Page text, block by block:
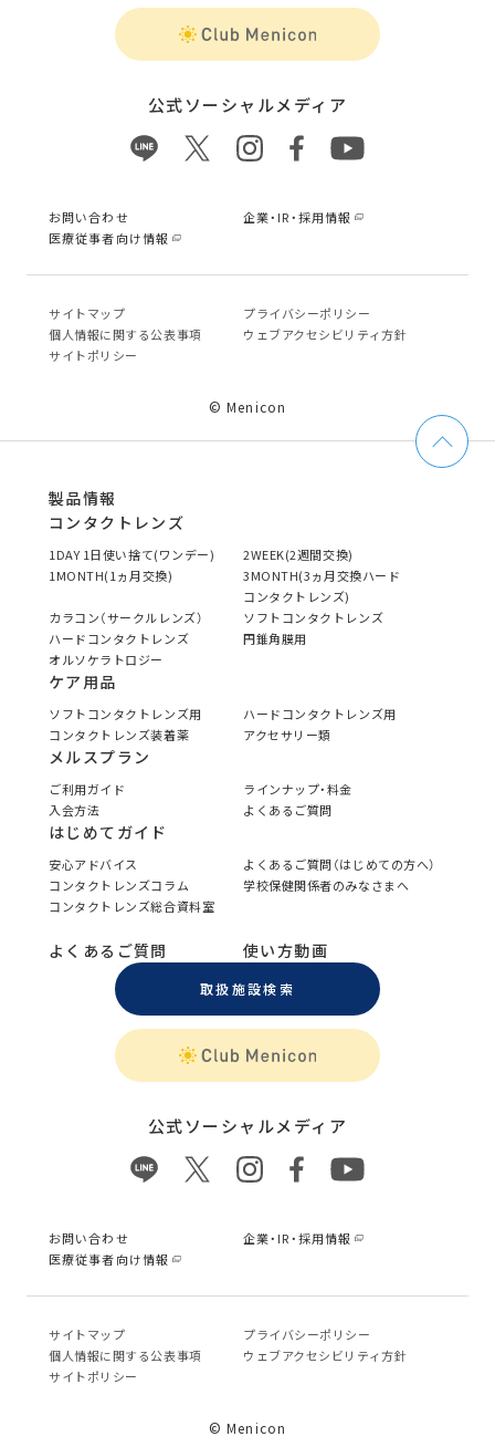
公式ソーシャルメディア
お問い合わせ
企業・IR・採用情報
医療従事者向け情報
サイトマップ
プライバシーポリシー
個⼈情報に関する公表事項
ウェブアクセシビリティ方針
サイトポリシー
© Menicon
製品情報
コンタクトレンズ
1DAY 1日使い捨て(ワンデー)
2WEEK(2週間交換)
1MONTH(1ヵ月交換)
3MONTH(3ヵ月交換ハード
コンタクトレンズ)
カラコン（サークルレンズ）
ソフトコンタクトレンズ
ハードコンタクトレンズ
円錐角膜用
オルソケラトロジー
ケア用品
ソフトコンタクトレンズ用
ハードコンタクトレンズ用
コンタクトレンズ装着薬
アクセサリー類
メルスプラン
ご利用ガイド
ラインナップ・料金
入会方法
よくあるご質問
はじめてガイド
安心アドバイス
よくあるご質問（はじめての方へ）
コンタクトレンズコラム
学校保健関係者のみなさまへ
コンタクトレンズ総合資料室
よくあるご質問 使い方動画
取扱施設検索
公式ソーシャルメディア
お問い合わせ
企業・IR・採用情報
医療従事者向け情報
サイトマップ
プライバシーポリシー
個⼈情報に関する公表事項
ウェブアクセシビリティ方針
サイトポリシー
© Menicon